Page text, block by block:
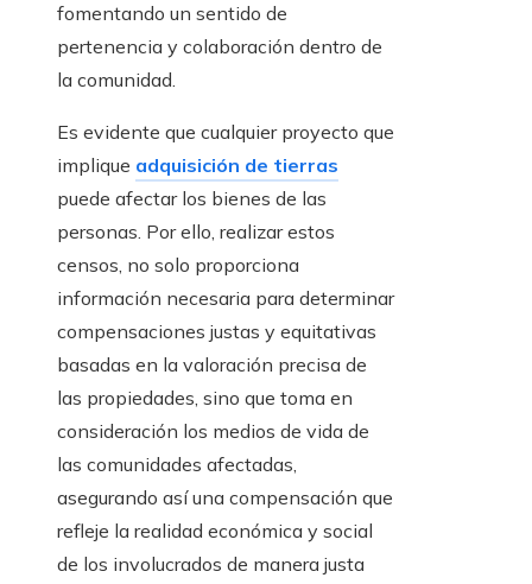
fomentando un sentido de
pertenencia y colaboración dentro de
la comunidad.
Es evidente que cualquier proyecto que
implique adquisición de tierras
puede afectar los bienes de las
personas. Por ello, realizar estos
censos, no solo proporciona
información necesaria para determinar
compensaciones justas y equitativas
basadas en la valoración precisa de
las propiedades, sino que toma en
consideración los medios de vida de
las comunidades afectadas,
asegurando así una compensación que
refleje la realidad económica y social
de los involucrados de manera justa